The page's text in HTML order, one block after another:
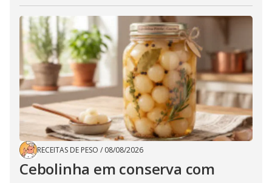
RECEITAS DE PESO / 08/08/2026
Cebolinha em conserva com